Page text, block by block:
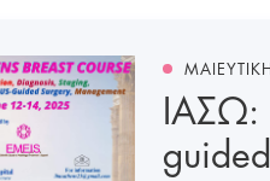
ΙΑΣΩ: